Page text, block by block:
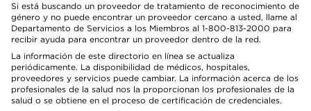
Si está buscando un proveedor de tratamiento de reconocimiento de
género y no puede encontrar un proveedor cercano a usted, llame al
Departamento de Servicios a los Miembros al 1-800-813-2000 para
recibir ayuda para encontrar un proveedor dentro de la red.
La información de este directorio en línea se actualiza
periódicamente. La disponibilidad de médicos, hospitales,
proveedores y servicios puede cambiar. La información acerca de los
profesionales de la salud nos la proporcionan los profesionales de la
salud o se obtiene en el proceso de certificación de credenciales.